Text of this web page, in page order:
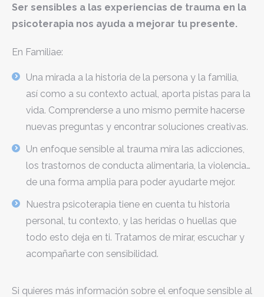
Ser sensibles a las experiencias de trauma en la
psicoterapia nos ayuda a mejorar tu presente.
En Familiae:
Una mirada a la historia de la persona y la familia,
así como a su contexto actual, aporta pistas para la
vida. Comprenderse a uno mismo permite hacerse
nuevas preguntas y encontrar soluciones creativas.
Un enfoque sensible al trauma mira las adicciones,
los trastornos de conducta alimentaria, la violencia…
de una forma amplia para poder ayudarte mejor.
Nuestra psicoterapia tiene en cuenta tu historia
personal, tu contexto, y las heridas o huellas que
todo esto deja en ti. Tratamos de mirar, escuchar y
acompañarte con sensibilidad.
Si quieres más información sobre el enfoque sensible al